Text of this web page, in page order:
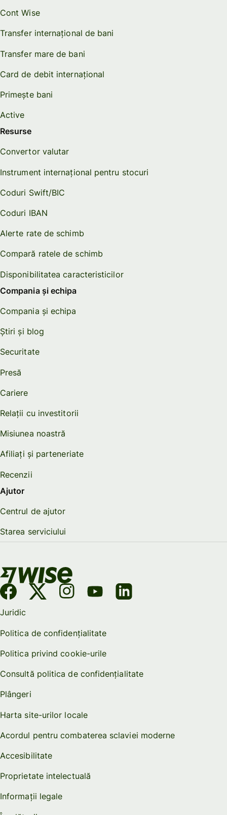
Cont Wise
Transfer internațional de bani
Transfer mare de bani
Card de debit internațional
Primește bani
Active
Resurse
Convertor valutar
Instrument internațional pentru stocuri
Coduri Swift/BIC
Coduri IBAN
Alerte rate de schimb
Compară ratele de schimb
Disponibilitatea caracteristicilor
Compania și echipa
Compania și echipa
Știri și blog
Securitate
Presă
Cariere
Relații cu investitorii
Misiunea noastră
Afiliați și parteneriate
Recenzii
Ajutor
Centrul de ajutor
Starea serviciului
Juridic
Politica de confidențialitate
Politica privind cookie-urile
Consultă politica de confidențialitate
Plângeri
Harta site-urilor locale
Acordul pentru combaterea sclaviei moderne
Accesibilitate
Proprietate intelectuală
Informații legale